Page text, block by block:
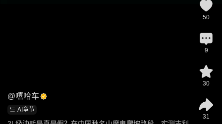
@嘻哈车
AI章节
50
9
30
31